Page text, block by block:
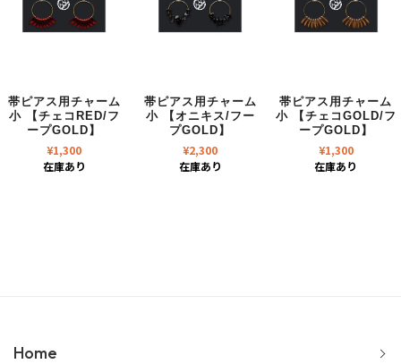
帯ピアス用チャーム
小 【チェコRED/フ
ープGOLD】
¥1,300
在庫あり
帯ピアス用チャーム
小 【オニキス/フー
プGOLD】
¥2,300
在庫あり
帯ピアス用チャーム
小 【チェコGOLD/フ
ープGOLD】
¥1,300
在庫あり
Home